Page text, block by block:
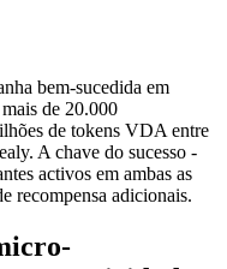
bem-sucedida em
de 20.000
de tokens VDA entre
A chave do sucesso -
activos em ambas as
recompensa adicionais.